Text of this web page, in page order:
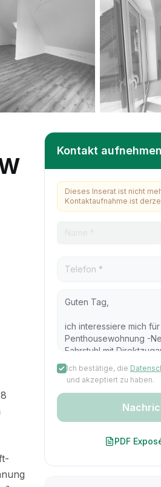
Kontakt aufnehmen
Dieses Inserat ist nicht
Kontaktaufnahme ist
Ich bestätige, die
und akzeptiert zu haben.
PDF